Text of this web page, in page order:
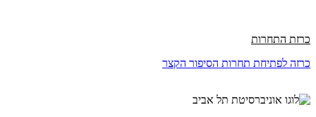
כרזת התחרות
כרזה לפתיחת תחרות הסיפור הקצר